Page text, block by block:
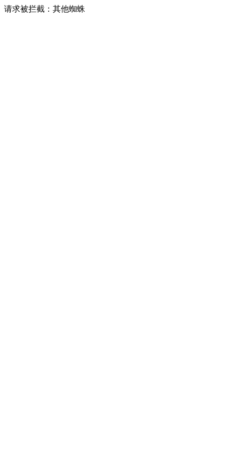
请求被拦截：其他蜘蛛